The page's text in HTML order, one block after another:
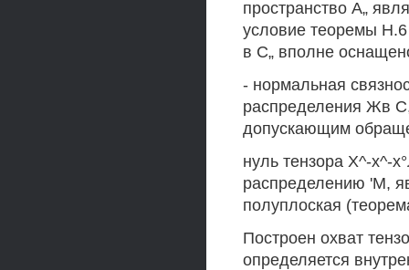
пространство А„
условие теоремы
в С„ вполне
- нормальная
распределения Жв
допускающим
нуль тензора Х^-х^-
распределению 'М,
полуплоская
Построен охват
определяется